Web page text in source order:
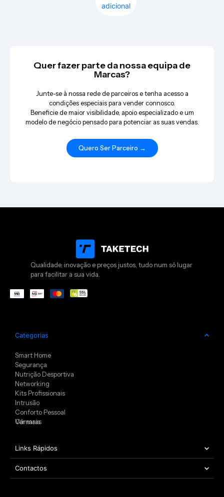
adicional
Quer fazer parte da nossa equipa de
Marcas?
Junte-se à nossa rede de parceiros e tenha acesso a
condições especiais para vender connosco.
Beneficie de maior visibilidade, apoio especializado e um
modelo de negócio pensado para potenciar as suas vendas.
Quero Ser Parceiro →
Qualidade, inovação e preços justos, tudo num só lugar
para facilitar a sua vida.
Categorias
Smart Home
Segurança
Nutrição Desportiva
Networking
Kits Profissionais
Intrusão
Conforto Pessoal
Câmaras
Ver mais
Links Rápidos
Contactos